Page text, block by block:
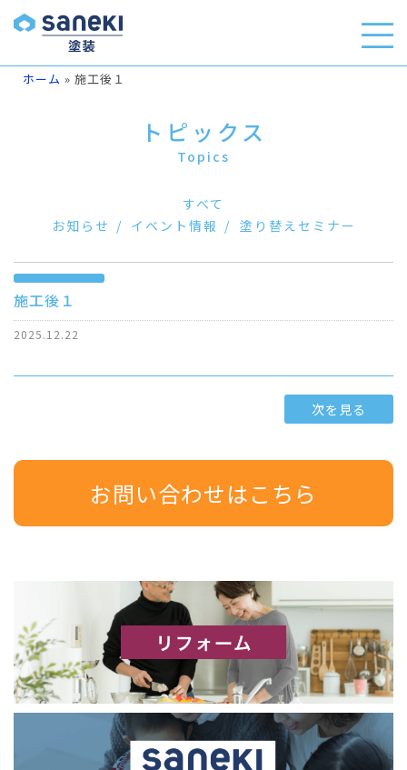
ホーム » 施工後１
トピックス
Topics
すべて
お知らせ
イベント情報 塗り替えセミナー
施工後１
2025.12.22
次を見る
お問い合わせはこちら